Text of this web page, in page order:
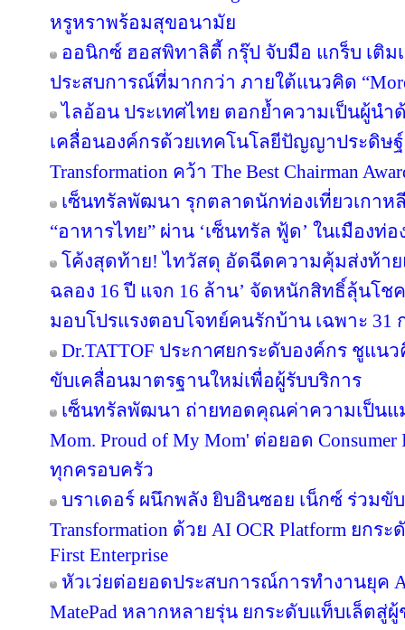
หรูหราพร้อมสุขอนามัย
ออนิกซ์ ฮอสพิทาลิตี้ กรุ๊ป จับมือ แกร็บ เติม
ประสบการณ์ที่มากกว่า ภายใต้แนวคิด “More
ไลอ้อน ประเทศไทย ตอกย้ำความเป็นผู้น
เคลื่อนองค์กรด้วยเทคโนโลยีปัญญาประดิษฐ์
Transformation คว้า The Best Chairman
เซ็นทรัลพัฒนา รุกตลาดนักท่องเที่ยวเกาห
“อาหารไทย” ผ่าน ‘เซ็นทรัล ฟู้ด’ ในเมืองท่อ
โค้งสุดท้าย! ไทวัสดุ อัดฉีดความคุ้มส่งท้า
ฉลอง 16 ปี แจก 16 ล้าน’ จัดหนักสิทธิ์ลุ้นโ
มอบโปรแรงตอบโจทย์คนรักบ้าน เฉพาะ 31
Dr.TATTOF ประกาศยกระดับองค์กร ชูแน
ขับเคลื่อนมาตรฐานใหม่เพื่อผู้รับบริการ
เซ็นทรัลพัฒนา ถ่ายทอดคุณค่าความเป็นแม่
Mom. Proud of My Mom' ต่อยอด Consumer
ทุกครอบครัว
บราเดอร์ ผนึกพลัง ยิบอินซอย เน็กซ์ ร่วมขับ
Transformation ด้วย AI OCR Platform ยก
First Enterprise
หัวเว่ยต่อยอดประสบการณ์การทำงานยุค
MatePad หลากหลายรุ่น ยกระดับแท็บเล็ตสู่